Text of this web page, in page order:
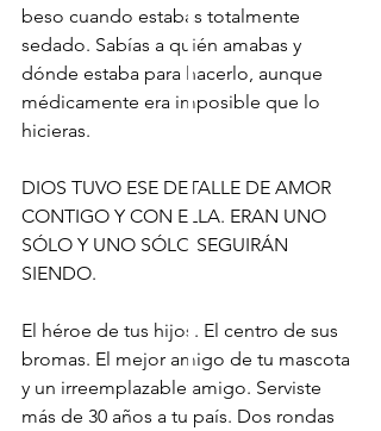
beso cuando estabas totalmente
sedado. Sabías a quién amabas y
dónde estaba para hacerlo, aunque
médicamente era imposible que lo
hicieras.
DIOS TUVO ESE DETALLE DE AMOR
CONTIGO Y CON ELLA. ERAN UNO
SÓLO Y UNO SÓLO SEGUIRÁN
SIENDO.
El héroe de tus hijos. El centro de sus
bromas. El mejor amigo de tu mascota
y un irreemplazable amigo. Serviste
más de 30 años a tu país. Dos rondas